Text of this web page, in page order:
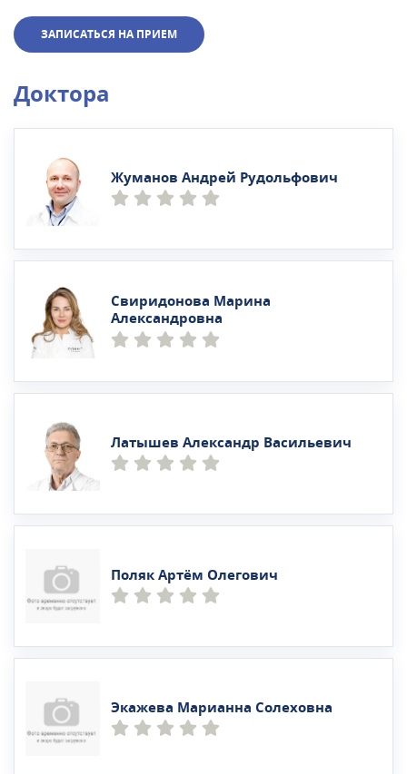
ЗАПИСАТЬСЯ НА ПРИЕМ
Доктора
Жуманов Андрей Рудольфович
Свиридонова Марина
Александровна
Латышев Александр Васильевич
Поляк Артём Олегович
Экажева Марианна Солеховна